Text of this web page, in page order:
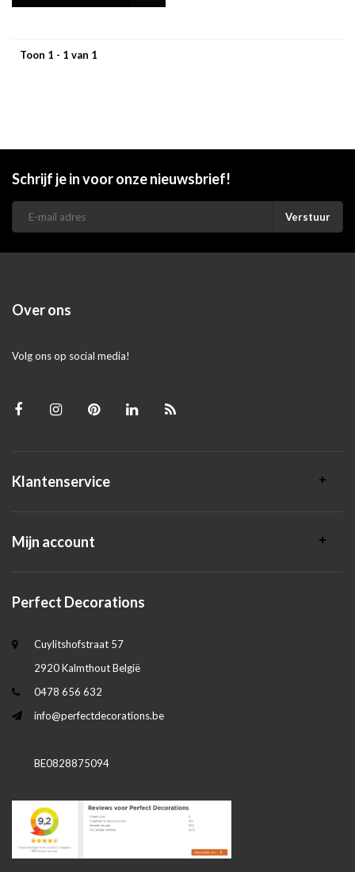
Toon 1 - 1 van 1
Schrijf je in voor onze nieuwsbrief!
Verstuur
Over ons
Volg ons op social media!
Klantenservice
Mijn account
Perfect Decorations
Cuylitshofstraat 57
2920 Kalmthout België
0478 656 632
info@perfectdecorations.be
BE0828875094